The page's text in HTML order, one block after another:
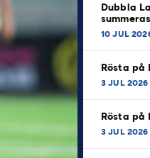
Dubbla
summeras
10 JUL
Rösta på
3 JUL 2026
Rösta på
3 JUL 2026